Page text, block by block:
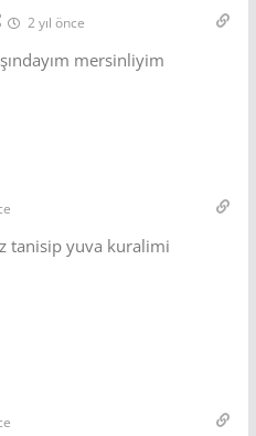
2 yıl önce
mersinliyim
tanisip yuva kuralimi